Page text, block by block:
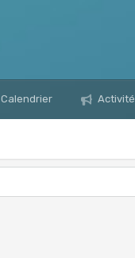
Calendrier Activité